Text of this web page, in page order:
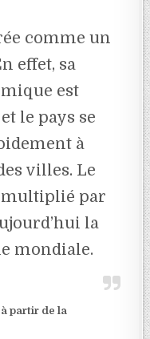
comme un
effet, sa
est
le pays se
à
villes. Le
multiplié par
la
mondiale.
partir de la